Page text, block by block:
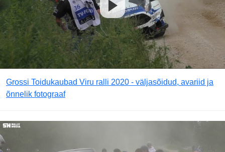
Grossi Toidukaubad Viru ralli 2020 - väljasõidud, avariid ja
õnnelik fotograaf